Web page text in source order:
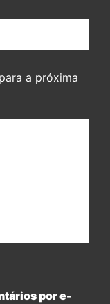
a próxima
por e-